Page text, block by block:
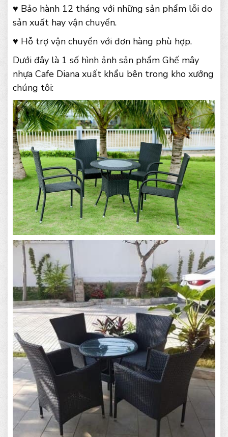
♥ Bảo hành 12 tháng với những sản phẩm lỗi do
sản xuất hay vận chuyển.
♥ Hỗ trợ vận chuyển với đơn hàng phù hợp.
Dưới đây là 1 số hình ảnh sản phẩm Ghế mây
nhựa Cafe Diana xuất khẩu bên trong kho xưởng
chúng tôi: